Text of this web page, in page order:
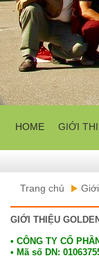
HOME GIỚI
Trang chủ
GIỚI THIỆU
• CÔNG TY CỔ
• Mã số DN: